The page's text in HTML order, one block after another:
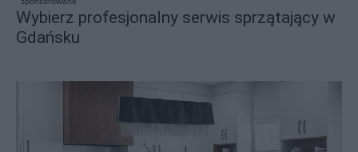
Wybierz profesjonalny serwis sprzątający w
Gdańsku